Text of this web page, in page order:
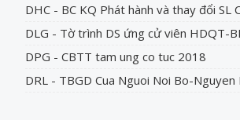
DHC - BC KQ Phát hành và thay đổi SL
DLG - Tờ trình DS ứng cử viên HDQT-
DPG - CBTT tam ung co tuc 2018
DRL - TBGD Cua Nguoi Noi Bo-Nguyen